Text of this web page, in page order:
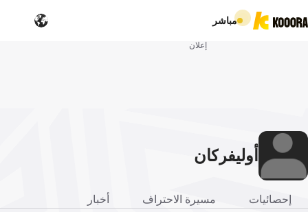
مباشر
إعلان
أوليفر كان
إحصائيات مسيرة الاحتراف أخبار